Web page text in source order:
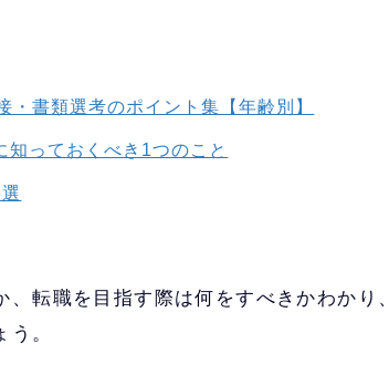
書類選考のポイント集【年齢別】
知っておくべき1つのこと
転職を目指す際は何をすべきかわかり、
。